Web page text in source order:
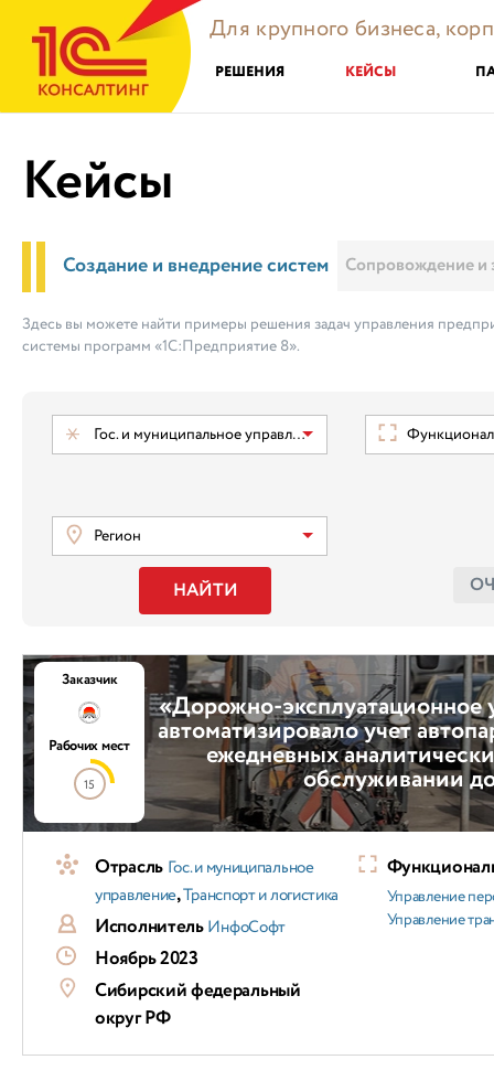
Для крупного бизнеса,
РЕШЕНИЯ КЕЙСЫ
Кейсы
Создание и внедрение систем Сопровождение и
Здесь вы можете найти примеры решения задач управления
системы программ «1С:Предприятие 8».
Гос. и муниципальное управление
Регион
НАЙТИ
«Дорожно-
автоматизировало учет
ежедневных
обслуживании
Заказчик
Рабочих мест
15
Отрасль Гос. и муниципальное
управление,Транспорт и логистика
ИсполнительИнфоСофт
Ноябрь 2023
Сибирский федеральный
округ РФ
Управление
Управление